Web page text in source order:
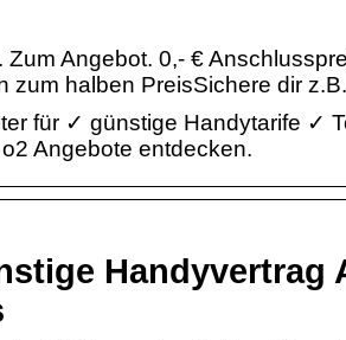
Zum Angebot. 0,- €
zum halben PreisSichere dir
für ✓ günstige Handytarife ✓
Angebote entdecken.
Handyvertrag